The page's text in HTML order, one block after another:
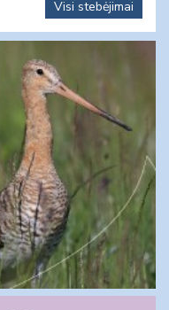
Visi stebėjimai